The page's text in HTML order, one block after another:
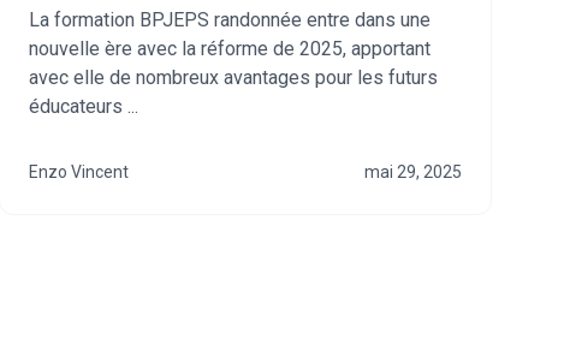
La formation BPJEPS randonnée entre dans une
nouvelle ère avec la réforme de 2025, apportant
avec elle de nombreux avantages pour les futurs
éducateurs ...
Enzo Vincent mai 29, 2025